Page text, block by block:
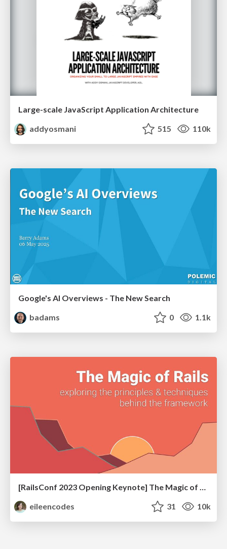
Large-scale JavaScript Application Architecture
addyosmani
515 110k
Google's AI Overviews - The New Search
badams
0 1.1k
eileencodes
31 10k